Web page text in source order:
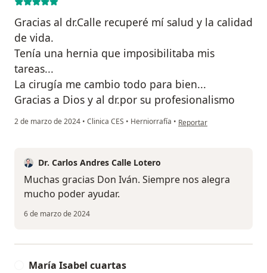
Gracias al dr.Calle recuperé mí salud y la calidad
de vida.
Tenía una hernia que imposibilitaba mis
tareas...
La cirugía me cambio todo para bien...
Gracias a Dios y al dr.por su profesionalismo
2 de marzo de 2024 • Clinica CES • Herniorrafía • en opinión del usuario
Reportar
Dr. Carlos Andres Calle Lotero
Muchas gracias Don Iván. Siempre nos alegra
mucho poder ayudar.
6 de marzo de 2024
María Isabel cuartas